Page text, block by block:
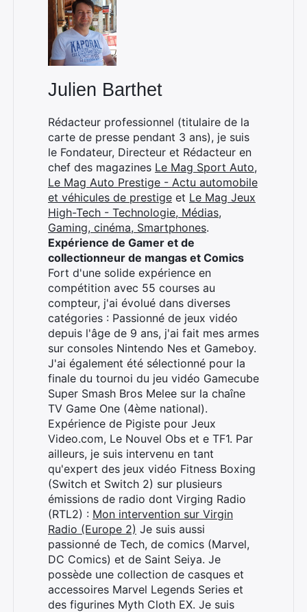
Julien Barthet
Rédacteur professionnel (titulaire de la
carte de presse pendant 3 ans), je suis
le Fondateur, Directeur et Rédacteur en
chef des magazines Le Mag Sport Auto,
Le Mag Auto Prestige - Actu automobile
et véhicules de prestige et Le Mag Jeux
High-Tech - Technologie, Médias,
Gaming, cinéma, Smartphones.
Expérience de Gamer et de
collectionneur de mangas et Comics
Fort d'une solide expérience en
compétition avec 55 courses au
compteur, j'ai évolué dans diverses
catégories : Passionné de jeux vidéo
depuis l'âge de 9 ans, j'ai fait mes armes
sur consoles Nintendo Nes et Gameboy.
J'ai également été sélectionné pour la
finale du tournoi du jeu vidéo Gamecube
Super Smash Bros Melee sur la chaîne
TV Game One (4ème national).
Expérience de Pigiste pour Jeux
Video.com, Le Nouvel Obs et e TF1. Par
ailleurs, je suis intervenu en tant
qu'expert des jeux vidéo Fitness Boxing
(Switch et Switch 2) sur plusieurs
émissions de radio dont Virging Radio
(RTL2) : Mon intervention sur Virgin
Radio (Europe 2) Je suis aussi
passionné de Tech, de comics (Marvel,
DC Comics) et de Saint Seiya. Je
possède une collection de casques et
accessoires Marvel Legends Series et
des figurines Myth Cloth EX. Je suis
Rechercher